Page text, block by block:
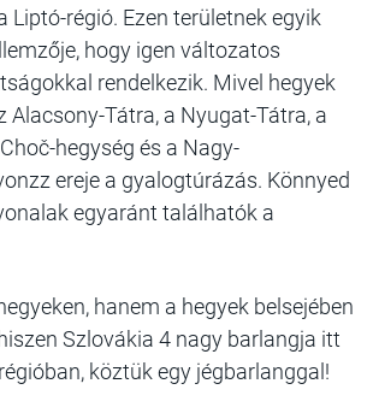
Liptó-régió. Ezen területnek egyik
hogy igen változatos
rendelkezik. Mivel hegyek
Alacsony-Tátra, a Nyugat-Tátra, a
hegység és a Nagy-
ereje a gyalogtúrázás. Könnyed
egyaránt találhatók a
hanem a hegyek belsejében
Szlovákia 4 nagy barlangja itt
köztük egy jégbarlanggal!